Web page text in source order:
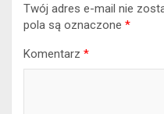
Twój adres e-mail nie
pola są oznaczone *
Komentarz *